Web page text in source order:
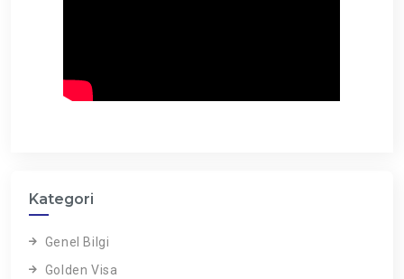
Kategori
Genel Bilgi
Golden Visa